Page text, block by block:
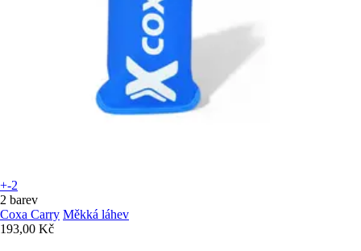
+-2
2 barev
Coxa Carry Měkká láhev
193,00 Kč